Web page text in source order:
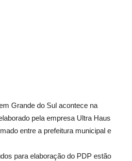
Grande do Sul acontece na
pela empresa Ultra Haus
entre a prefeitura municipal e
para elaboração do PDP estão